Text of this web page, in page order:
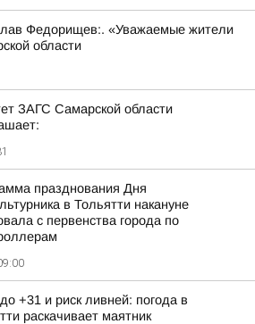
Федорищев:. «Уважаемые жители
области
ЗАГС Самарской области
празднования Дня
в Тольятти накануне
с первенства города по
+31 и риск ливней: погода в
раскачивает маятник